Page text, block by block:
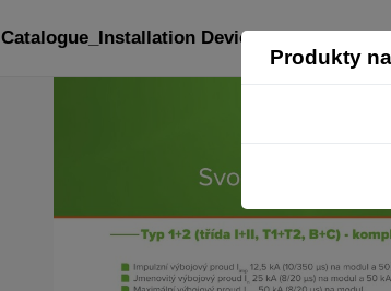
Produkty
Catalogue_Installation Devices_CZ: strana